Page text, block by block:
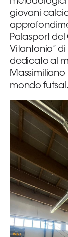
giovani
Palasport
Vitantonio”
dedicato al
mondo futsal.